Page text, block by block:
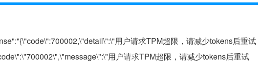
用户请求TPM超限，请减少tokens后重试
用户请求TPM超限，请减少tokens后重试